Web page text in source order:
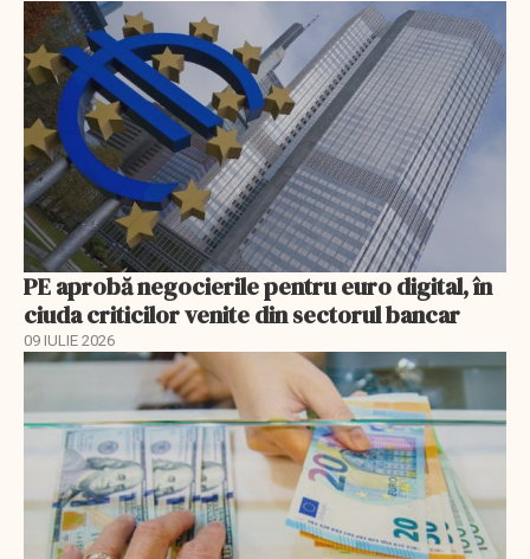
PE aprobă negocierile pentru euro digital, în
ciuda criticilor venite din sectorul bancar
09 IULIE 2026